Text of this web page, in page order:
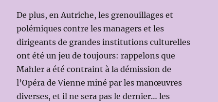
De plus, en Autriche, les grenouillages et
polémiques contre les managers et les
dirigeants de grandes institutions culturelles
ont été un jeu de toujours: rappelons que
Mahler a été contraint à la démission de
l’Opéra de Vienne miné par les manœuvres
diverses, et il ne sera pas le dernier… les